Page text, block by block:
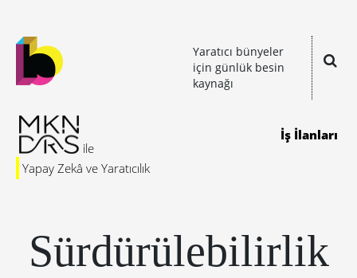
Yaratıcı bünyeler
için günlük besin
kaynağı
Yapay Zekâ ve Yaratıcılık
İş İlanları
Sürdürülebilirlik